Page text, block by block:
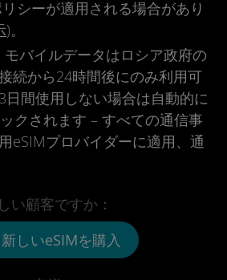
シーが適用される場合があり
)。
モバイルデータはロシア政府の
続から24時間後にのみ利用可
日間使用しない場合は自動的に
クされます – すべての通信事
eSIMプロバイダーに適用、通
い顧客ですか：
新しいeSIMを購入